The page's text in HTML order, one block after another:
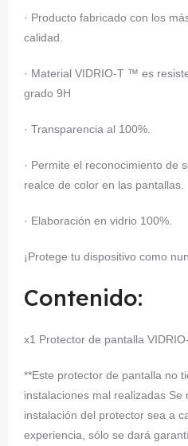
· Producto fabricado con los
calidad.
· Material VIDRIO-T ™ es
grado 9H
· Transparencia al 100%.
· Permite el reconocimiento de
realce de color en las pantallas.
· Elaboración en vidrio 100%.
¡Protege tu dispositivo como
Contenido:
x1 Protector de pantalla
**Este protector de pantalla no
instalaciones mal realizadas Se
instalación del protector sea a
experiencia, sólo se dará